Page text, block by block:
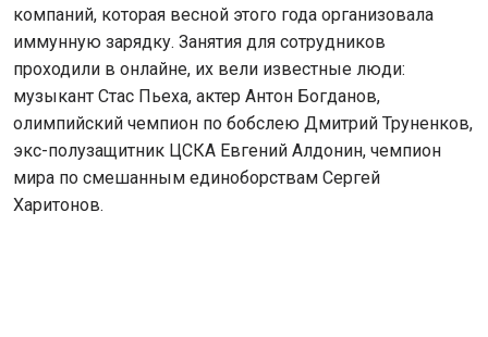
компаний, которая весной этого года организовала
иммунную зарядку. Занятия для сотрудников
проходили в онлайне, их вели известные люди:
музыкант Стас Пьеха, актер Антон Богданов,
олимпийский чемпион по бобслею Дмитрий Труненков,
экс-полузащитник ЦСКА Евгений Алдонин, чемпион
мира по смешанным единоборствам Сергей
Харитонов.